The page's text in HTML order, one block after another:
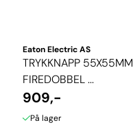
Eaton Electric AS
TRYKKNAPP 55X55MM
FIREDOBBEL ...
909,-
På lager